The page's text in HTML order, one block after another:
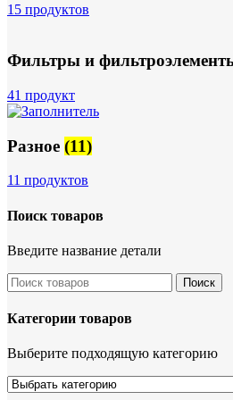
15 продуктов
Фильтры и
41 продукт
Разное (11)
11 продуктов
Поиск товаров
Введите название детали
Поиск
Категории товаров
Выберите подходящую категорию